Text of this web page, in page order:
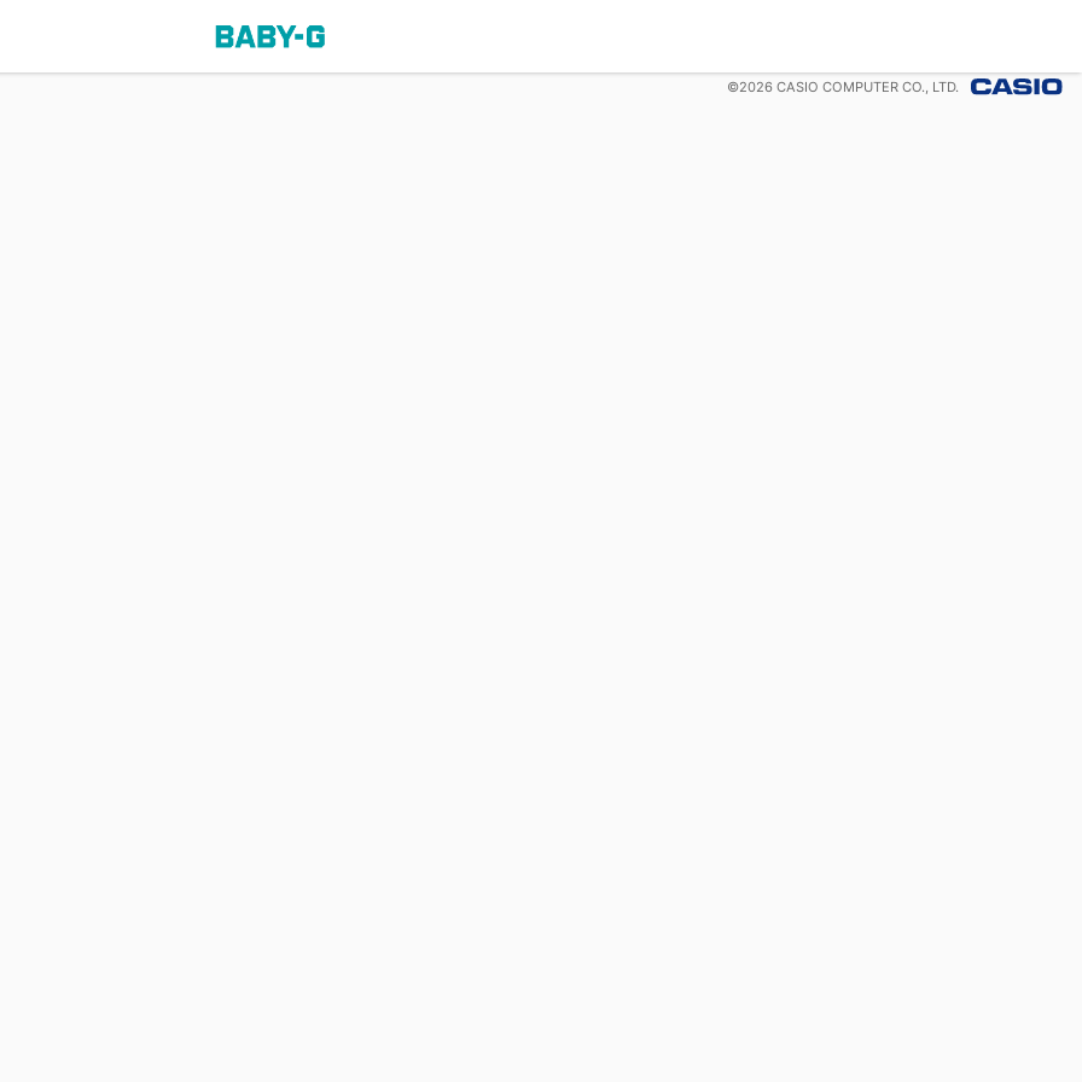
©2026 CASIO COMPUTER CO., LTD.